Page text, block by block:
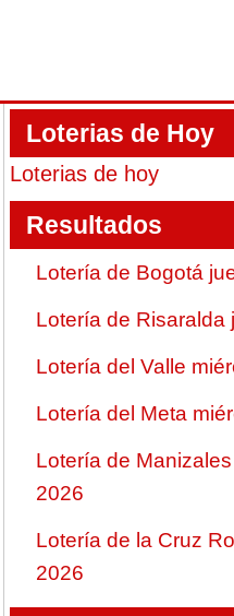
Loterias de Hoy
Loterias de hoy
Resultados
Lotería de Bogotá
Lotería de Risaralda
Lotería del Valle
Lotería del Meta
Lotería de
2026
Lotería de la Cruz
2026